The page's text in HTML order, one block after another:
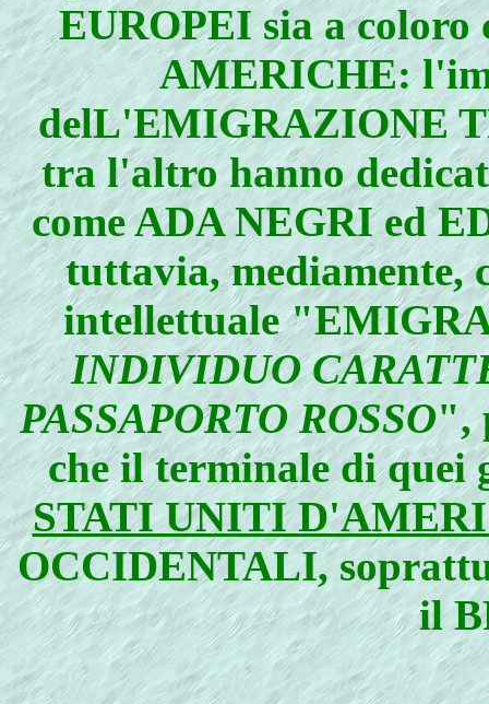
EUROPEI sia a coloro
AMERICHE:
delL'EMIGRAZIONE
tra l'altro hanno
come ADA NEGRI ed
tuttavia, mediamente,
intellettuale
INDIVIDUO
PASSAPORTO ROSSO",
che il terminale di quei
STATI UNITI
OCCIDENTALI,
il